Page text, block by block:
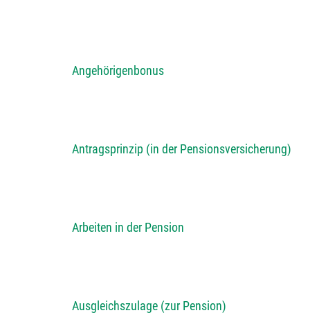
Angehörigenbonus
Antragsprinzip (in der Pensionsversicherung)
Arbeiten in der Pension
Ausgleichszulage (zur Pension)